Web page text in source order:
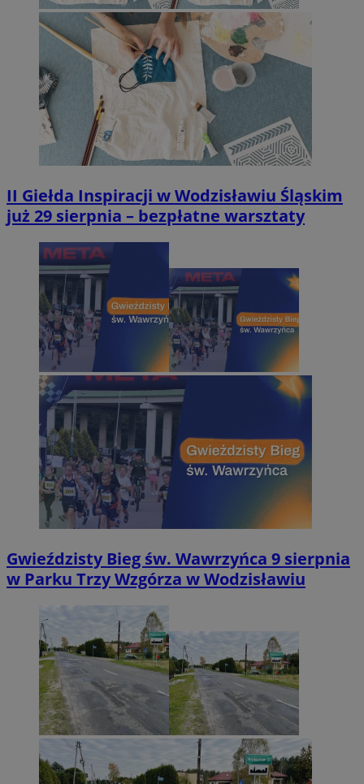
II Giełda Inspiracji w Wodzisławiu Śląskim
już 29 sierpnia – bezpłatne warsztaty
Gwieździsty Bieg św. Wawrzyńca 9 sierpnia
w Parku Trzy Wzgórza w Wodzisławiu